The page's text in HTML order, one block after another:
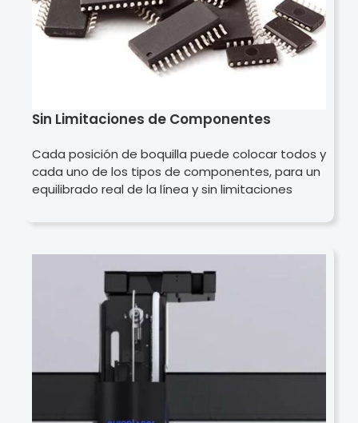
Sin Limitaciones de Componentes
Cada posición de boquilla puede colocar todos y
cada uno de los tipos de componentes, para un
equilibrado real de la línea y sin limitaciones